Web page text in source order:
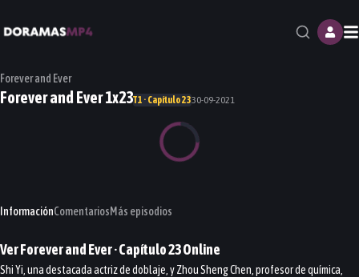
Forever and Ever
Forever and Ever 1x23T1 · Capítulo 2330-09-2021
InformaciónComentariosMás episodios
VerForever and Ever· Capítulo23Online
Shi Yi, una destacada actriz de doblaje, y Zhou Sheng Chen, profesor de química,